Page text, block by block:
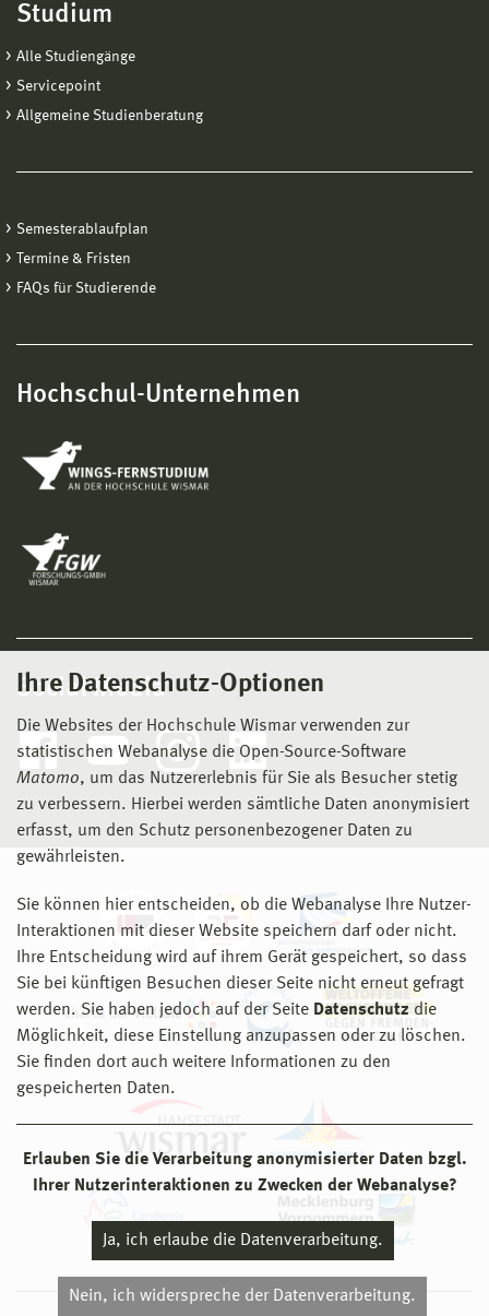
Ihre Datenschutz-Optionen
Die Websites der Hochschule Wismar verwenden zur
statistischen Webanalyse die Open-Source-Software
Matomo, um das Nutzererlebnis für Sie als Besucher stetig
zu verbessern. Hierbei werden sämtliche Daten anonymisiert
erfasst, um den Schutz personenbezogener Daten zu
gewährleisten.
Sie können hier entscheiden, ob die Webanalyse Ihre Nutzer-
Interaktionen mit dieser Website speichern darf oder nicht.
Ihre Entscheidung wird auf ihrem Gerät gespeichert, so dass
Sie bei künftigen Besuchen dieser Seite nicht erneut gefragt
werden. Sie haben jedoch auf der Seite Datenschutz die
Möglichkeit, diese Einstellung anzupassen oder zu löschen.
Sie finden dort auch weitere Informationen zu den
gespeicherten Daten.
Erlauben Sie die Verarbeitung anonymisierter Daten bzgl.
Ihrer Nutzerinteraktionen zu Zwecken der Webanalyse?
Ja, ich erlaube die Datenverarbeitung.
Nein, ich widerspreche der Datenverarbeitung.
Studium
Alle Studiengänge
Servicepoint
Allgemeine Studienberatung
Semesterablaufplan
Termine & Fristen
FAQs für Studierende
Hochschul-Unternehmen
Social Media